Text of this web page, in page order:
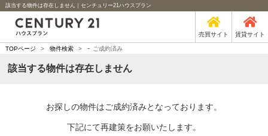
該当する物件は存在しません｜センチュリー21ハウスプラン
売買サイト 賃貸サイト
TOPページ > 物件検索 > - ご成約済み
該当する物件は存在しません
お探しの物件はご成約済みとなっております。
下記にて再建策をお願いたします。